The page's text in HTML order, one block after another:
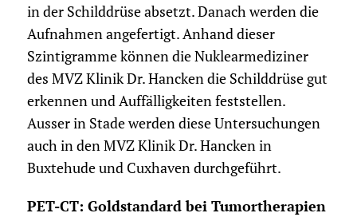
in der Schilddrüse absetzt. Danach werden die
Aufnahmen angefertigt. Anhand dieser
Szintigramme können die Nuklearmediziner
des MVZ Klinik Dr. Hancken die Schilddrüse gut
erkennen und Auffälligkeiten feststellen.
Ausser in Stade werden diese Untersuchungen
auch in den MVZ Klinik Dr. Hancken in
Buxtehude und Cuxhaven durchgeführt.
PET-CT: Goldstandard bei Tumortherapien